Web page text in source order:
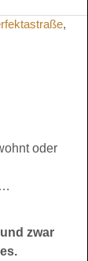
,
oder
zwar